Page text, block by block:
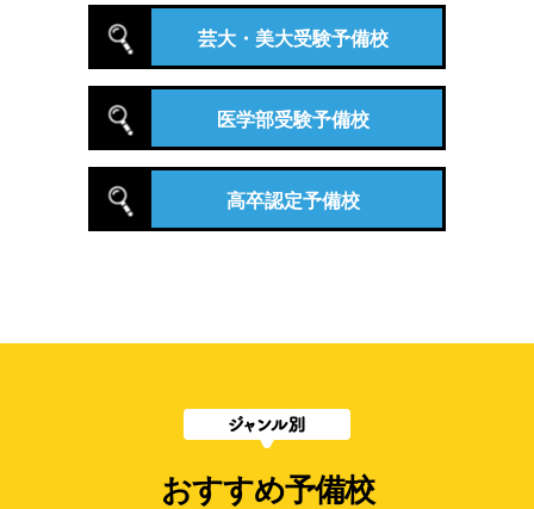
芸大・美大受験予備校
医学部受験予備校
高卒認定予備校
おすすめ予備校